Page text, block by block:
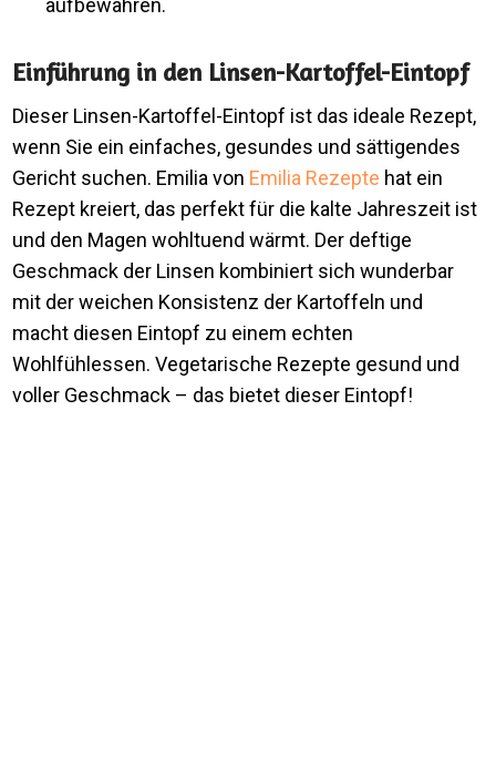
aufbewahren.
Einführung in den Linsen-Kartoffel-Eintopf
Dieser Linsen-Kartoffel-Eintopf ist das ideale Rezept,
wenn Sie ein einfaches, gesundes und sättigendes
Gericht suchen. Emilia von Emilia Rezepte hat ein
Rezept kreiert, das perfekt für die kalte Jahreszeit ist
und den Magen wohltuend wärmt. Der deftige
Geschmack der Linsen kombiniert sich wunderbar
mit der weichen Konsistenz der Kartoffeln und
macht diesen Eintopf zu einem echten
Wohlfühlessen. Vegetarische Rezepte gesund und
voller Geschmack – das bietet dieser Eintopf!